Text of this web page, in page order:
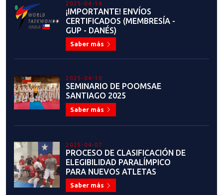
2025-04-14
¡IMPORTANTE! ENVÍOS
CERTIFICADOS (MEMBRESÍA -
GUP - DANÉS)
Saber más
2025-04-10
SEMINARIO DE POOMSAE
SANTIAGO 2025
Saber más
2025-04-07
PROCESO DE CLASIFICACIÓN DE
ELEGIBILIDAD PARALÍMPICO
PARA NUEVOS ATLETAS
Saber más